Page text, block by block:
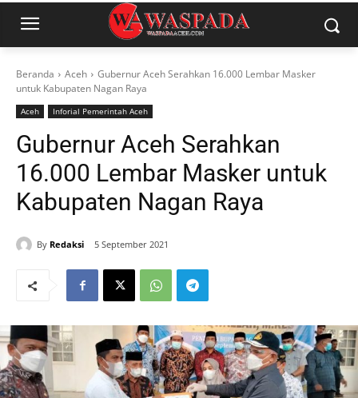
Beranda Aceh
Gubernur Aceh Serahkan 16.000 Lembar Masker
untuk Kabupaten Nagan Raya
Aceh Inforial Pemerintah Aceh
Gubernur Aceh Serahkan
16.000 Lembar Masker untuk
Kabupaten Nagan Raya
By Redaksi 5 September 2021